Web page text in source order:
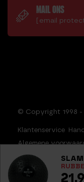
MAIL ONS
[email
© Copyright 1998 -
Klantenservice
Algemene
Sitemap